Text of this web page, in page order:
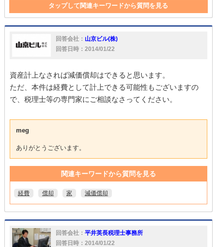
タップして関連キーワードから質問を見る
建物 設備 家賃収入 償却 家 家賃 工事
対応
回答会社： 山京ビル(株)
回答日時：2014/01/22
資産計上なされば減価償却はできると思います。
ただ、本件は経費として計上できる可能性もございますの
で、税理士等の専門家にご相談なさってください。
meg
ありがとうございます。
関連キーワードから質問を見る
経費 償却 家 減価償却
回答会社： 平井英長税理士事務所
回答日時：2014/01/22